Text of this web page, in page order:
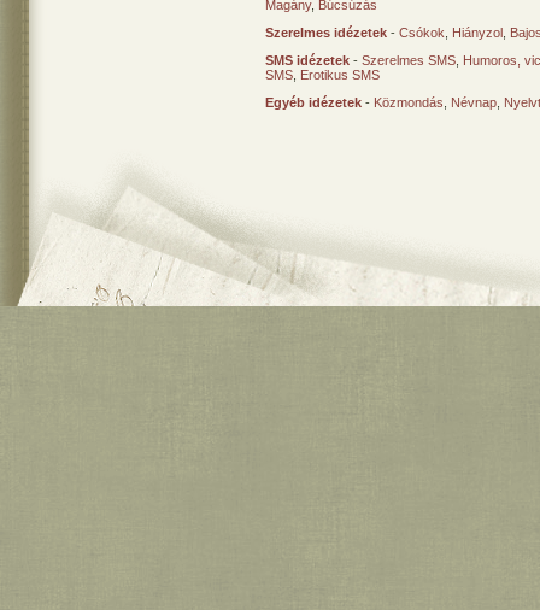
Magány, Búcsúzás
Szerelmes idézetek - Csókok Hiányzol
SMS idézetek - Szerelmes SMS Humoros,
SMS Erotikus SMS
Egyéb idézetek - Közmondás Névnap